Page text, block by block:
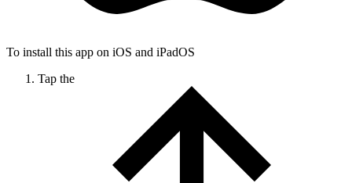
To install this app on iOS and iPadOS
Tap the